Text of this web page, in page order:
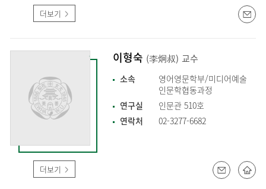
더보기
더보기
이형숙 (李炯叔) 교수
소속
영어영문학부/미디어예술
인문학협동과정
연구실
인문관 510호
연락처
02-3277-6682